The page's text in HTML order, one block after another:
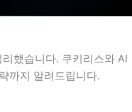
했습니다. 쿠키리스와 AI
까지 알려드립니다.